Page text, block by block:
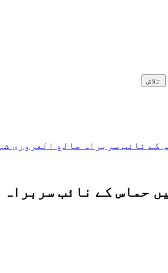
کے نائب سربراہ صالع العروری
حماس کے نائب